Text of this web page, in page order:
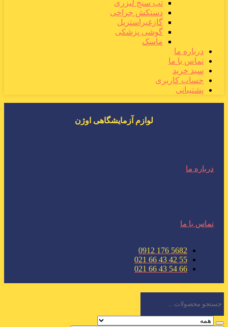
تب سنج لیزری
دستکش جراحی
گازغیراستریل
گوشی پزشکی
ماسک
درباره ما
تماس با ما
سبد خرید
حساب کاربری
پشتیبانی
لوازم آزمایشگاهی اوژن
درباره ما
تماس با ما
5682 176 0912
55 42 43 66 021
66 54 43 66 021